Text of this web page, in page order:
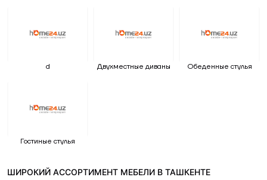
d Двухместные диваны Обеденные стулья
Гостиные стулья
ШИРОКИЙ АССОРТИМЕНТ МЕБЕЛИ В ТАШКЕНТЕ